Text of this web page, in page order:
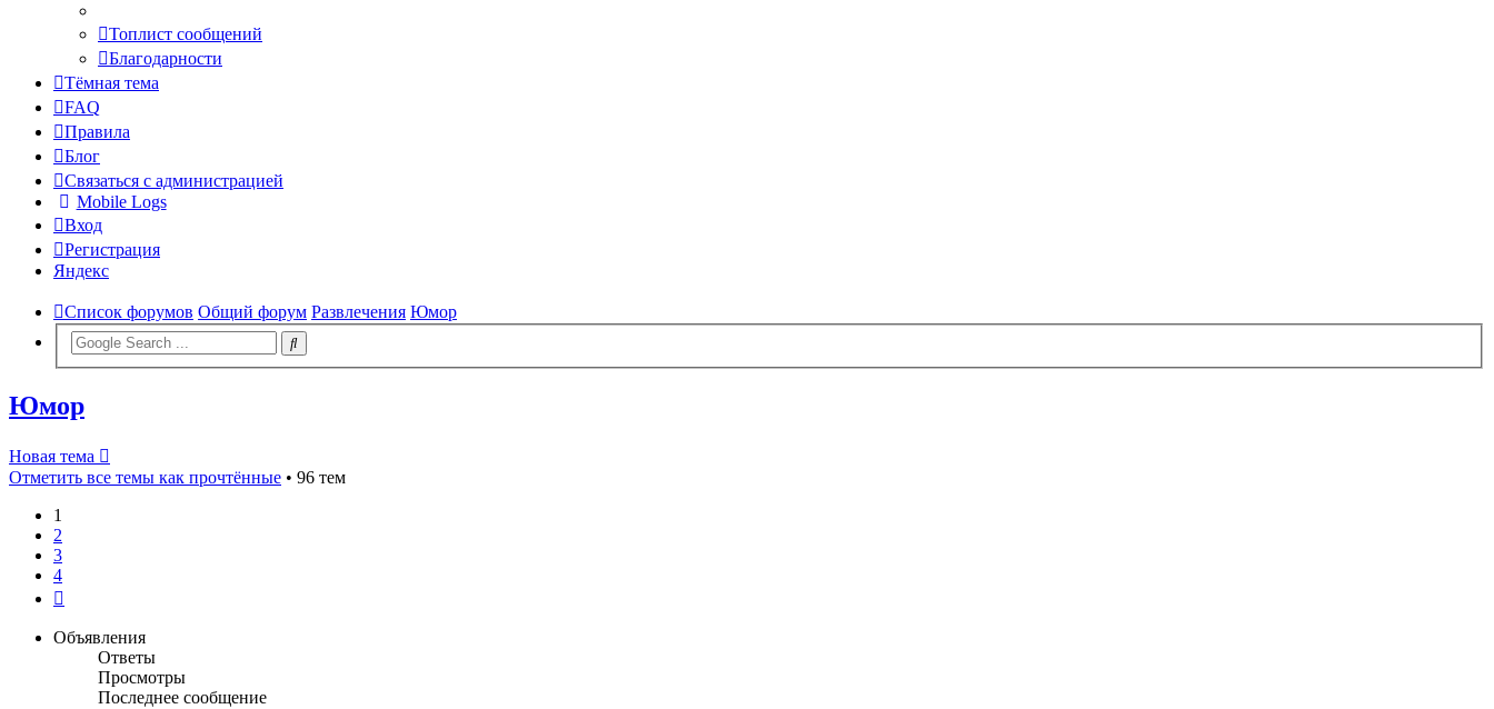
Топлист сообщений
Благодарности
Тёмная тема
FAQ
Правила
Блог
Связаться с администрацией
Mobile Logs
Вход
Регистрация
Яндекс
Список форумов Общий форум Развлечения Юмор
Юмор
Новая тема
Отметить все темы как прочтённые • 96 тем
1
2
3
4
Объявления
Ответы
Просмотры
Последнее сообщение